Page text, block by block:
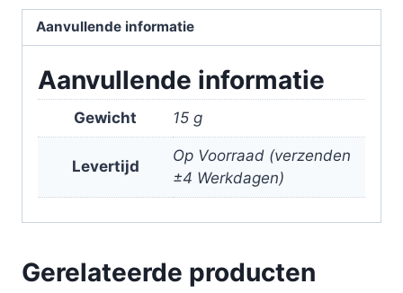
Aanvullende informatie
Aanvullende informatie
Gewicht 15 g
Levertijd
Op Voorraad (verzenden
±4 Werkdagen)
Gerelateerde producten